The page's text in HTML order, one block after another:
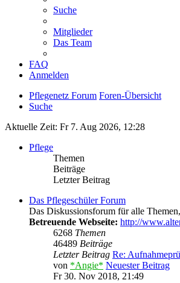
Suche
Mitglieder
Das Team
FAQ
Anmelden
Pflegenetz Forum Foren-Übersicht
Suche
Aktuelle Zeit: Fr 7. Aug 2026, 12:28
Pflege
Themen
Beiträge
Letzter Beitrag
Das Pflegeschüler Forum
Das Diskussionsforum für alle
Betreuende Webseite: http://
6268 Themen
46489 Beiträge
Letzter Beitrag Re:
von *Angie* Neuester Beitrag
Fr 30. Nov 2018, 21:49